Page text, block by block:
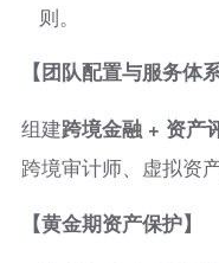
则。
【团队配置与服务体系
组建跨境金融 + 资产
跨境审计师、虚拟资
【黄金期资产保护】